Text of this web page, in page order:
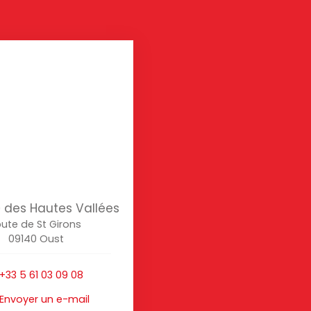
Hautes Vallées
de St Girons
09140 Oust
+33 5 61 03 09 08
Envoyer un e-mail